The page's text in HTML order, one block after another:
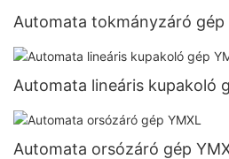
Automata tokmányzáró gép
Automata lineáris kupakoló
Automata orsózáró gép